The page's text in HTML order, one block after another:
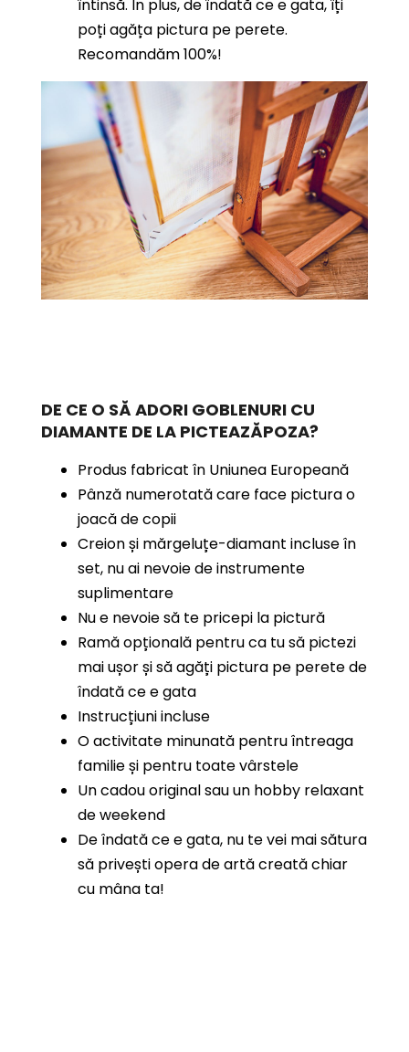
întinsă. În plus, de îndată ce e gata, îți
poți agăța pictura pe perete.
Recomandăm 100%!
DE CE O SĂ ADORI GOBLENURI CU
DIAMANTE DE LA PICTEAZĂPOZA?
Produs fabricat în Uniunea Europeană
Pânză numerotată care face pictura o
joacă de copii
Creion și mărgeluțe-diamant incluse în
set, nu ai nevoie de instrumente
suplimentare
Nu e nevoie să te pricepi la pictură
Ramă opțională pentru ca tu să pictezi
mai ușor și să agăți pictura pe perete de
îndată ce e gata
Instrucțiuni incluse
O activitate minunată pentru întreaga
familie și pentru toate vârstele
Un cadou original sau un hobby relaxant
de weekend
De îndată ce e gata, nu te vei mai sătura
să privești opera de artă creată chiar
cu mâna ta!